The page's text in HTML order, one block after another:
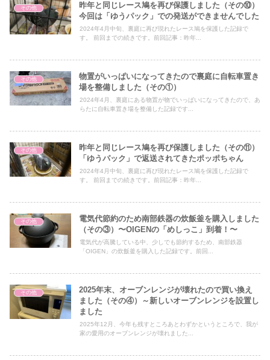
その他
昨年と同じレース鳩を再び保護しました（その⑩）
今回は「ゆうパック」での発送ができませんでした
2024年4月中旬、裏庭に再び現れたレース鳩を保護した記録で
す。 前回までの続きです。前回記事：昨年...
その他
物置がいっぱいになってきたので裏庭に自転車置き
場を整備しました（その①）
2024年4月、裏庭にある物置が物でいっぱいになってきたので、あ
らたに自転車置き場を整備した記録です...
その他
昨年と同じレース鳩を再び保護しました（その⑪）
「ゆうパック」で返送されてきたポッポちゃん
2024年4月中旬、裏庭に再び現れたレース鳩を保護した記録で
す。 前回までの続きです。前回記事：昨年...
その他
電気代節約のため南部鉄器の炊飯釜を購入しました
（その③）〜OIGENの「めしっこ」到着！〜
電気代が高騰している中、少しでも節約するため、南部鉄器
「OIGEN」の炊飯釜を購入した記録です。前回...
その他
2025年末、オーブンレンジが壊れたので買い換え
ました（その④）～新しいオーブンレンジを設置し
ました
2025年12月、今年も残すところあとわずかというところで、我が
家の愛用のオーブンレンジが壊れました...